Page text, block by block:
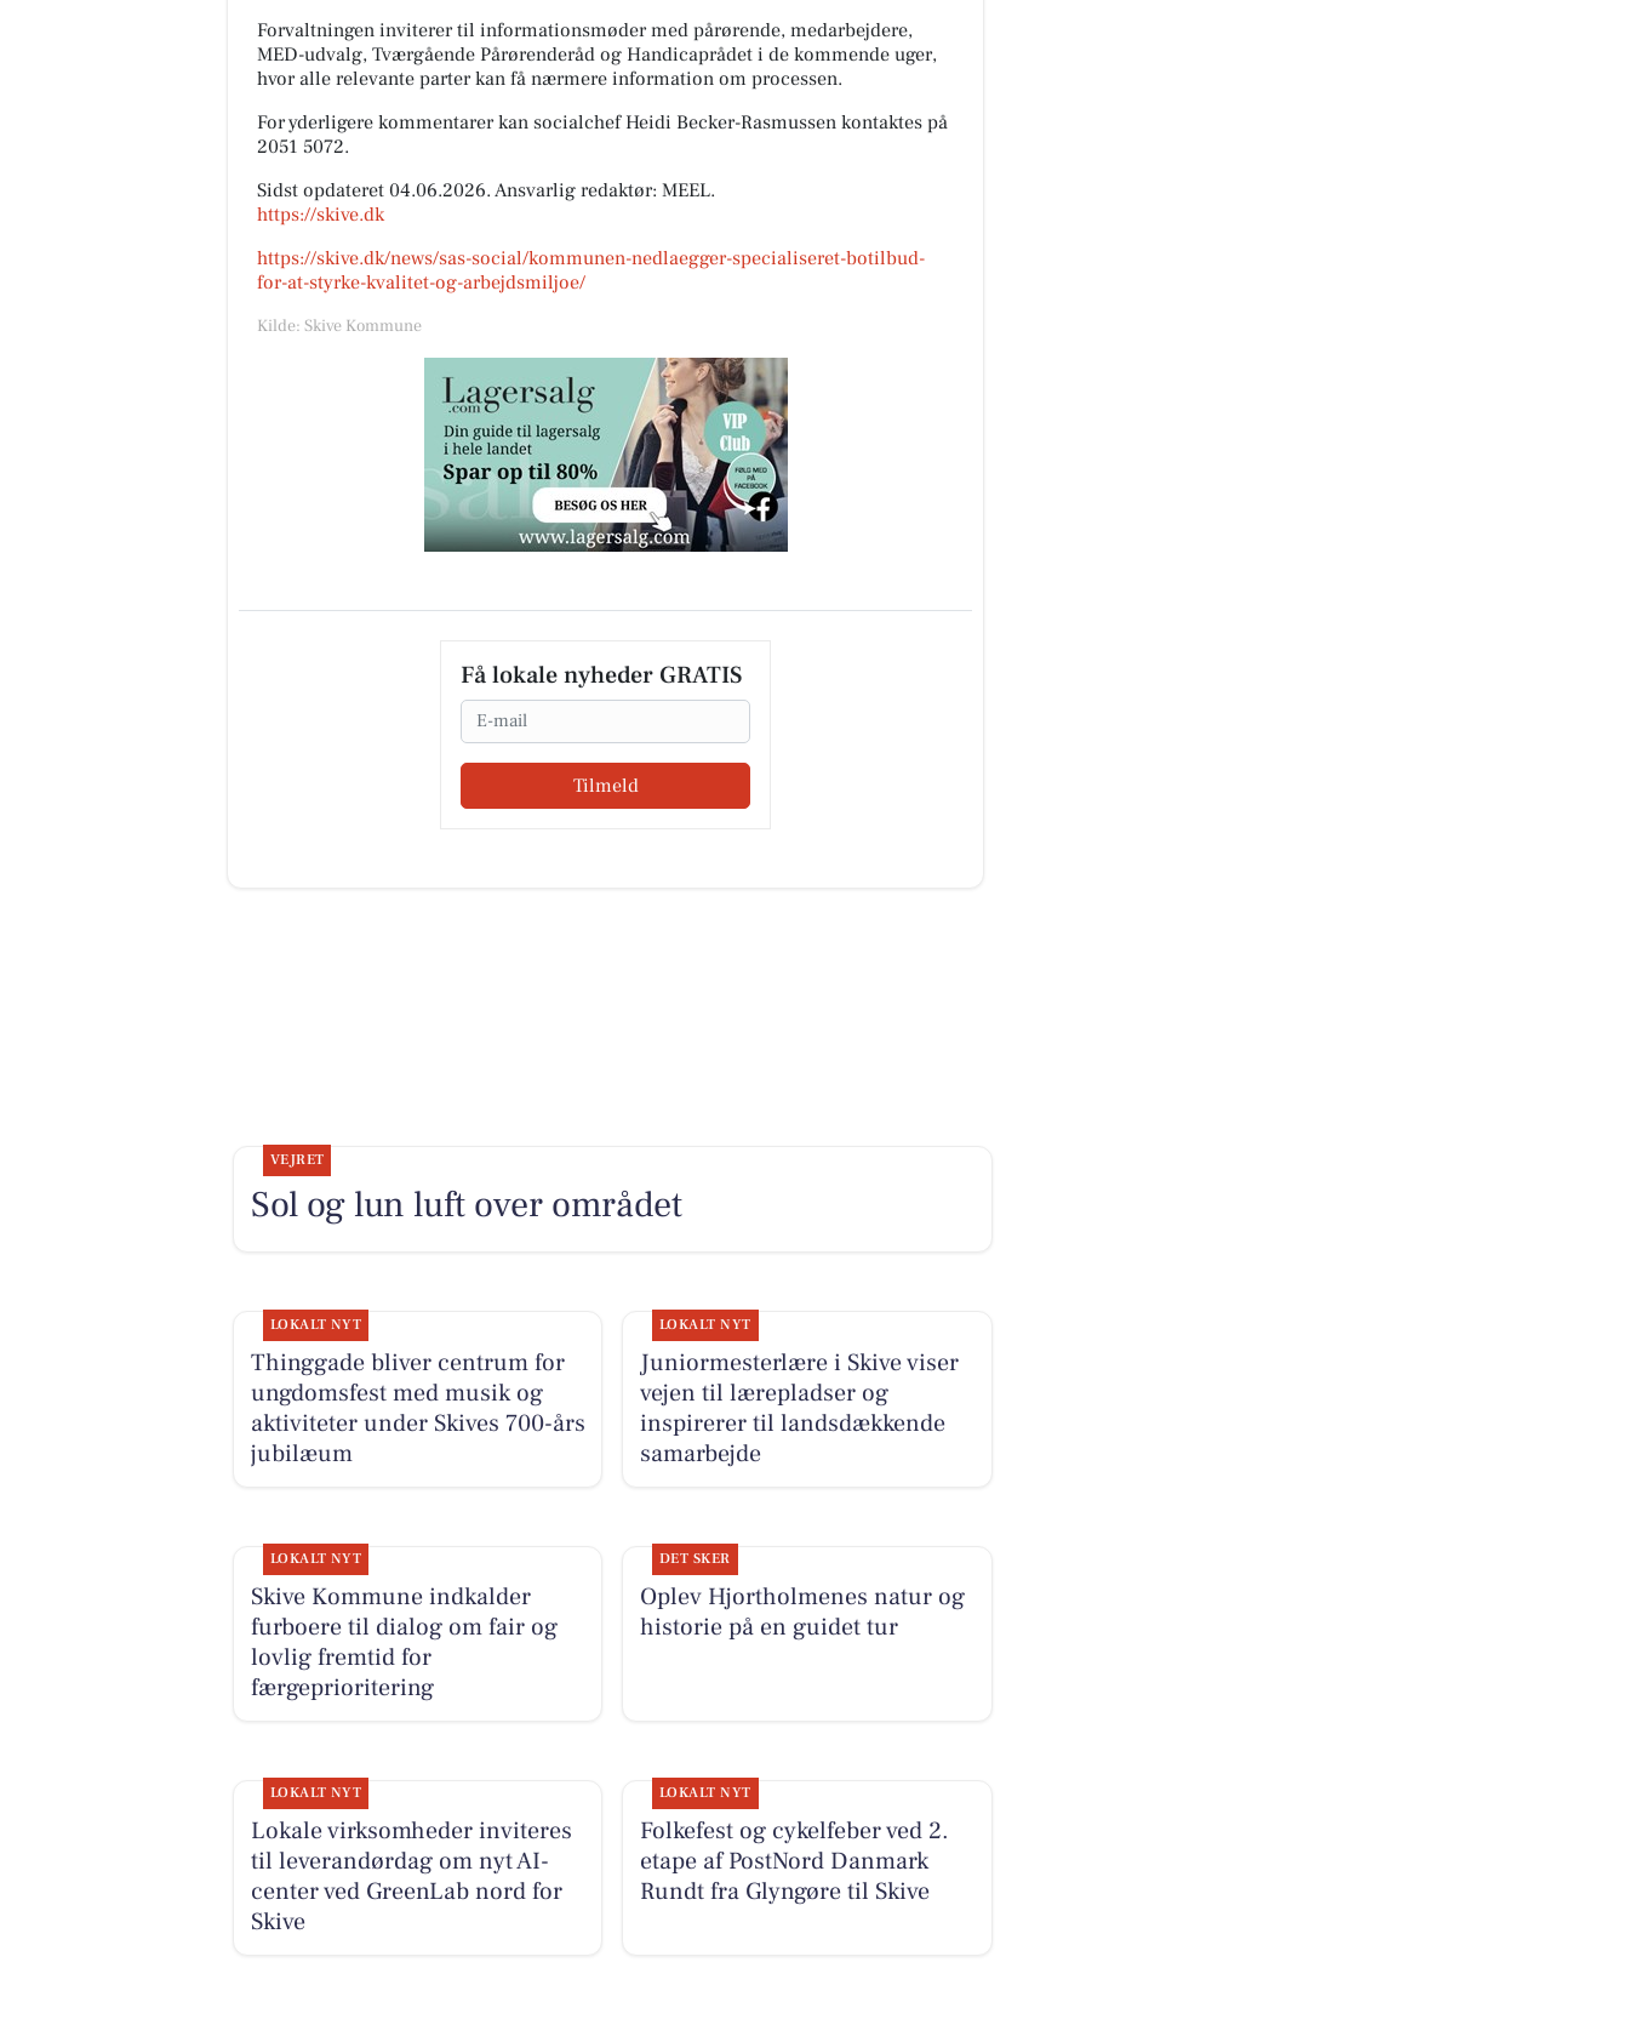
Forvaltningen inviterer til informationsmøder med pårørende, medarbejdere,
MED-udvalg, Tværgående Pårørenderåd og Handicaprådet i de kommende uger,
hvor alle relevante parter kan få nærmere information om processen.
For yderligere kommentarer kan socialchef Heidi Becker-Rasmussen kontaktes på
2051 5072.
Sidst opdateret 04.06.2026. Ansvarlig redaktør: MEEL.
https://skive.dk
https://skive.dk/news/sas-social/kommunen-nedlaegger-specialiseret-botilbud-
for-at-styrke-kvalitet-og-arbejdsmiljoe/
Kilde: Skive Kommune
Få lokale nyheder GRATIS
Email
Tilmeld
VEJRET
Sol og lun luft over området
LOKALT NYT
Thinggade bliver centrum for
ungdomsfest med musik og
aktiviteter under Skives 700-års
jubilæum
LOKALT NYT
Juniormesterlære i Skive viser
vejen til lærepladser og
inspirerer til landsdækkende
samarbejde
LOKALT NYT
Skive Kommune indkalder
furboere til dialog om fair og
lovlig fremtid for
færgeprioritering
DET SKER
Oplev Hjortholmenes natur og
historie på en guidet tur
LOKALT NYT
Lokale virksomheder inviteres
til leverandørdag om nyt AI-
center ved GreenLab nord for
Skive
LOKALT NYT
Folkefest og cykelfeber ved 2.
etape af PostNord Danmark
Rundt fra Glyngøre til Skive